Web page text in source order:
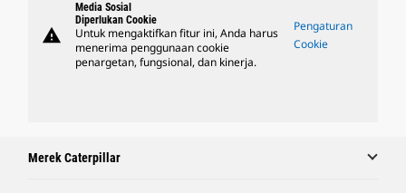
warning
Media Sosial
Diperlukan Cookie
Untuk mengaktifkan fitur ini, Anda harus
menerima penggunaan cookie
penargetan, fungsional, dan kinerja.
Pengaturan
Cookie
Merek Caterpillar